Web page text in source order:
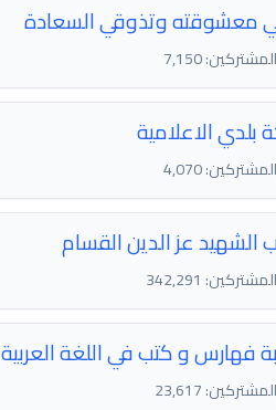
معشوقته وتذوقي السعادة
المشتركين: 7,150
بلدي الاعلامية
المشتركين: 4,070
الشهيد عز الدين القسام
المشتركين: 342,291
فهارس و كتب في اللغة العربية
المشتركين: 23,617